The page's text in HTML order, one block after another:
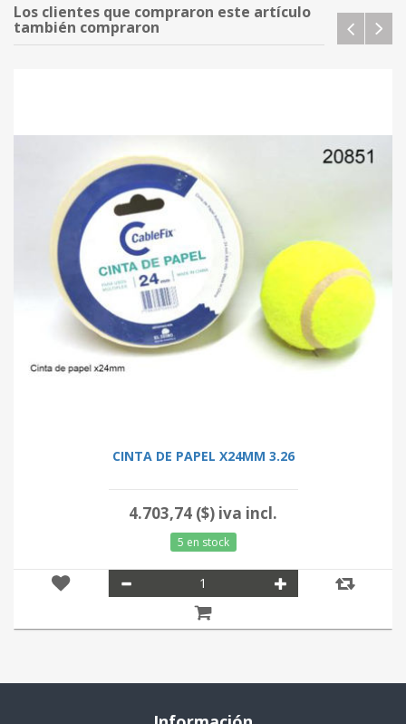
Los clientes que compraron este artículo
también compraron
CINTA DE PAPEL X24MM 3.26
4.703,74 ($) iva incl.
5 en stock